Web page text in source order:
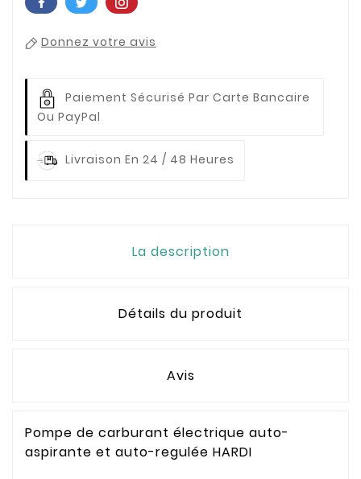
Donnez votre avis
Paiement Sécurisé Par Carte Bancaire
Ou PayPal
Livraison En 24 / 48 Heures
La description
Détails du produit
Avis
Pompe de carburant électrique auto-
aspirante et auto-regulée HARDI